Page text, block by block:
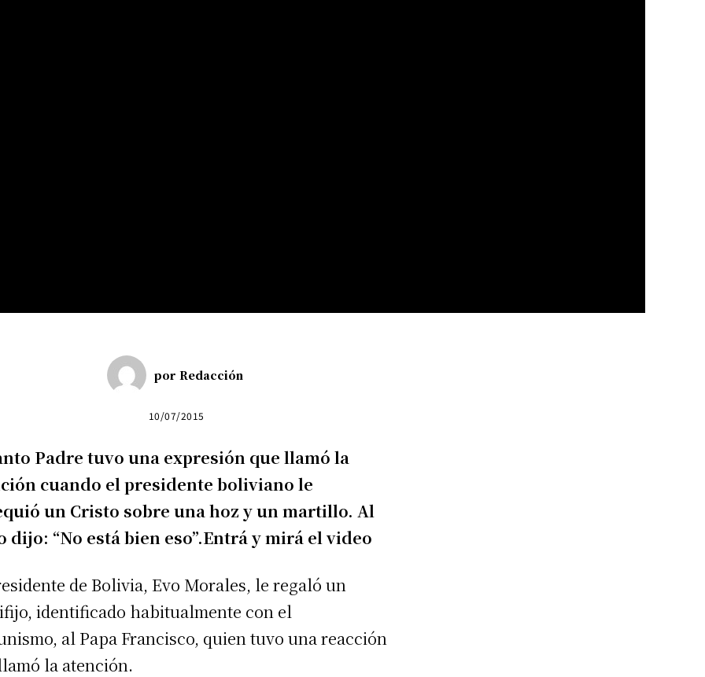
por Redacción
10/07/2015
Padre tuvo una expresión que llamó la
cuando el presidente boliviano le
un Cristo sobre una hoz y un martillo. Al
dijo: “No está bien eso”.Entrá y mirá el video
de Bolivia, Evo Morales, le regaló un
identificado habitualmente con el
al Papa Francisco, quien tuvo una reacción
la atención.